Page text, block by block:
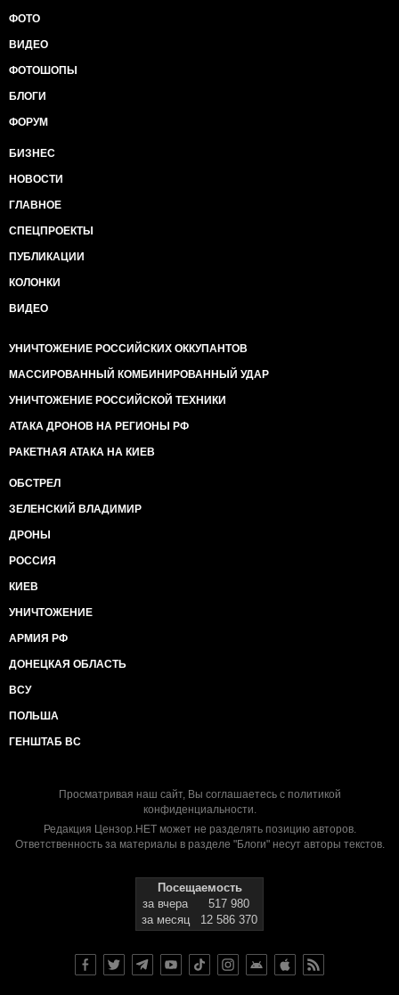
ФОТО
ВИДЕО
ФОТОШОПЫ
БЛОГИ
ФОРУМ
БИЗНЕС
НОВОСТИ
ГЛАВНОЕ
СПЕЦПРОЕКТЫ
ПУБЛИКАЦИИ
КОЛОНКИ
ВИДЕО
УНИЧТОЖЕНИЕ РОССИЙСКИХ ОККУПАНТОВ
МАССИРОВАННЫЙ КОМБИНИРОВАННЫЙ УДАР
УНИЧТОЖЕНИЕ РОССИЙСКОЙ ТЕХНИКИ
АТАКА ДРОНОВ НА РЕГИОНЫ РФ
РАКЕТНАЯ АТАКА НА КИЕВ
ОБСТРЕЛ
ЗЕЛЕНСКИЙ ВЛАДИМИР
ДРОНЫ
РОССИЯ
КИЕВ
УНИЧТОЖЕНИЕ
АРМИЯ РФ
ДОНЕЦКАЯ ОБЛАСТЬ
ВСУ
ПОЛЬША
ГЕНШТАБ ВС
Просматривая наш сайт, Вы соглашаетесь с политикой
конфиденциальности.
Редакция Цензор.НЕТ может не разделять позицию авторов.
Ответственность за материалы в разделе "Блоги" несут авторы текстов.
Посещаемость
за вчера
517 980
за месяц
12 586 370